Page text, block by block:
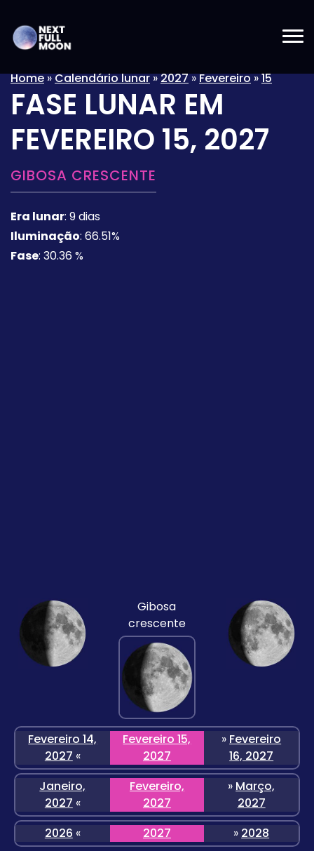
Home»Calendário lunar»2027»Fevereiro»15
FASE LUNAR EM
FEVEREIRO 15, 2027
GIBOSA CRESCENTE
Era lunar: 9 dias
Iluminação: 66.51%
Fase: 30.36 %
Gibosa
crescente
Fevereiro 14,
2027 «
Fevereiro 15,
2027
» Fevereiro
16, 2027
Janeiro,
2027 «
Fevereiro,
2027
» Março,
2027
2026 « 2027 » 2028